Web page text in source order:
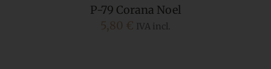
P-79 Corana Noel
5,80 € IVA incl.